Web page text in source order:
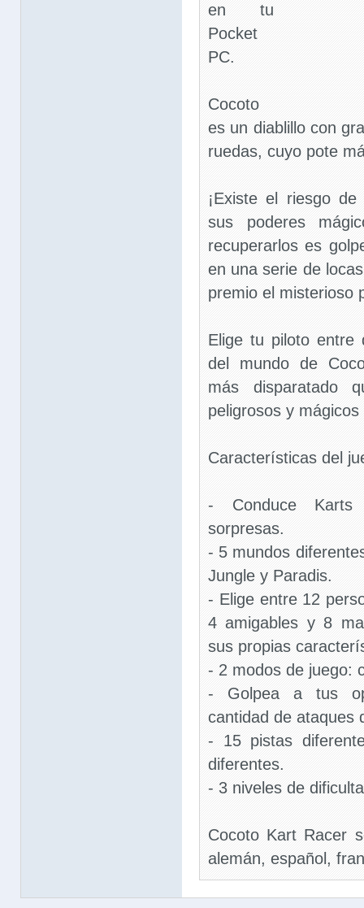
en tu
Pocket
PC.
Cocoto
es un diablillo con
ruedas, cuyo pote
¡Existe el riesgo
sus poderes
recuperarlos es
en una serie de
premio el misterioso
Elige tu piloto entre
del mundo de
más disparatado
peligrosos y
Características del
- Conduce
sorpresas.
- 5 mundos
Jungle y Paradis.
- Elige entre 12
4 amigables y 8
sus propias
- 2 modos de juego:
- Golpea a tus
cantidad de ataques
- 15 pistas
diferentes.
- 3 niveles de
Cocoto Kart Racer
alemán, español,